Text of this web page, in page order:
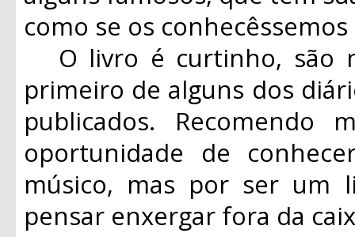
como se os
O livro é curtinho, são
primeiro de alguns dos
publicados.
oportunidade de
músico, mas por ser um
pensar enxergar fora da